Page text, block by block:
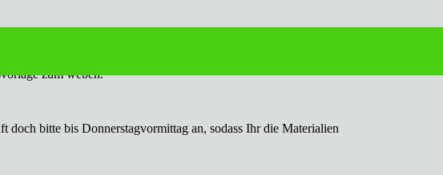
zum weben.
doch bitte bis Donnerstagvormittag an, sodass Ihr die Materialien